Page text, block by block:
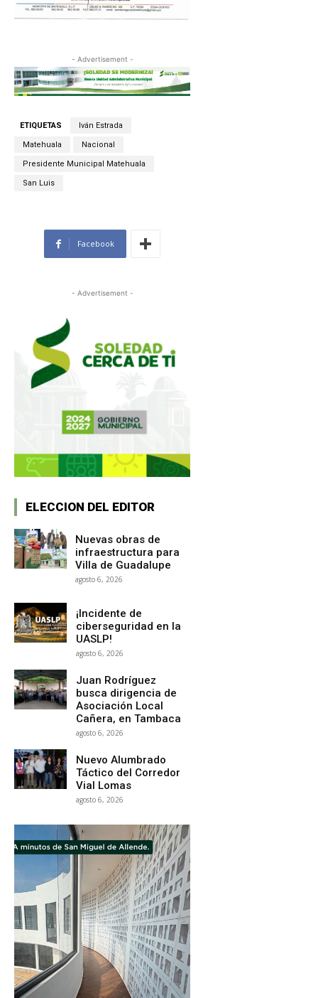
- Advertisement -
ETIQUETAS Iván Estrada
Matehuala Nacional
Presidente Municipal Matehuala
San Luis
Facebook
- Advertisement -
ELECCION DEL EDITOR
Nuevas obras de
infraestructura para
Villa de Guadalupe
agosto 6, 2026
¡Incidente de
ciberseguridad en la
UASLP!
agosto 6, 2026
Juan Rodríguez
busca dirigencia de
Asociación Local
Cañera, en Tambaca
agosto 6, 2026
Nuevo Alumbrado
Táctico del Corredor
Vial Lomas
agosto 6, 2026